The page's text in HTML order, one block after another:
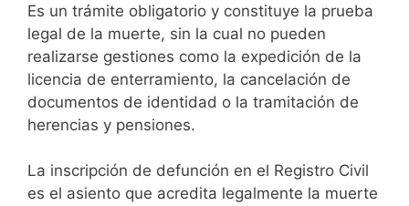
Es un trámite obligatorio y constituye la prueba
legal de la muerte, sin la cual no pueden
realizarse gestiones como la expedición de la
licencia de enterramiento, la cancelación de
documentos de identidad o la tramitación de
herencias y pensiones.
La inscripción de defunción en el Registro Civil
es el asiento que acredita legalmente la muerte